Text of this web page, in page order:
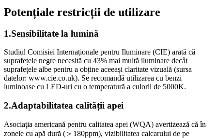
Potențiale restricții de utilizare
1.Sensibilitate la lumină
Studiul Comisiei Internaționale pentru Iluminare (CIE) arată că
suprafețele negre necesită cu 43% mai multă iluminare decât
suprafețele albe pentru a obține aceeași claritate vizuală (sursa
datelor: www.cie.co.uk). Se recomandă utilizarea cu benzi
luminoase cu LED-uri cu o temperatură a culorii de 5000K.
2.Adaptabilitatea calității apei
Asociația americană pentru calitatea apei (WQA) avertizează că în
zonele cu apă dură (＞180ppm), vizibilitatea calcarului de pe